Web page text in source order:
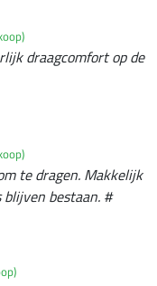
draagcomfort op de
te dragen. Makkelijk
bestaan. #